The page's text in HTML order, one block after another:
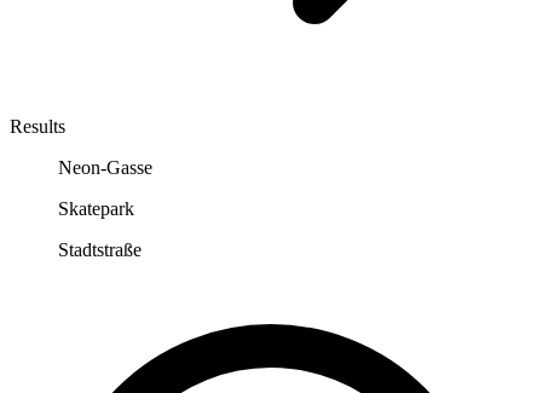
Results
Neon-Gasse
Skatepark
Stadtstraße